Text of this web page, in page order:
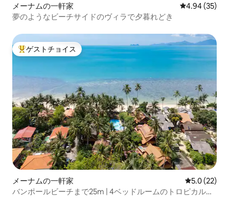
メーナムの一軒家 レビュー35
4.94 (35)
夢のようなビーチサイドのヴィラで夕暮れどき
大好評のゲストチョイスです。
ゲストチョイス
メーナムの一軒家 レビュー22
5.0 (22)
バンポールビーチまで25m | 4ベッドルームのトロピカルプ